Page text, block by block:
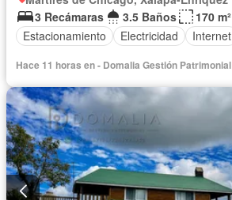
3 Recámaras
3.5 Baños
170 m²
Estacionamiento
Electricidad Internet
Hace 11 horas en - Domalia Gestión Patrimonial